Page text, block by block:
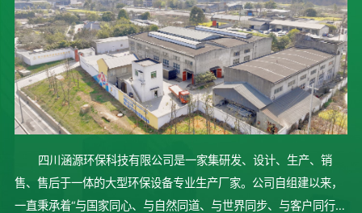
四川涵源环保科技有限公司是一家集研发、设计、生产、销
售、售后于一体的大型环保设备专业生产厂家。公司自组建以来，
一直秉承着“与国家同心、与自然同道、与世界同步、与客户同行”